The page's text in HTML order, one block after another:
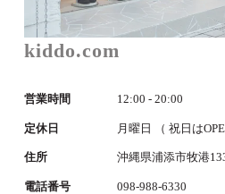
kiddo.com
営業時間 12:00 - 20:00
定休日 月曜日 （ 祝日は
住所 沖縄県浦添市牧港
電話番号 098-988-6330